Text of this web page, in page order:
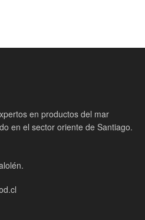
en productos del mar
en el sector oriente de Santiago.